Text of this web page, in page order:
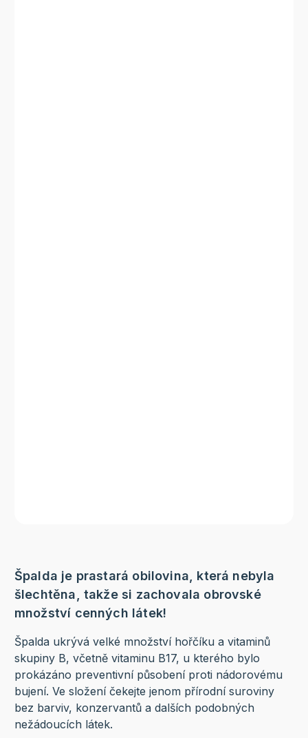
Špalda je prastará obilovina, která nebyla
šlechtěna, takže si zachovala obrovské
množství cenných látek!
Špalda ukrývá velké množství hořčíku a vitaminů
skupiny B, včetně vitaminu B17, u kterého bylo
prokázáno preventivní působení proti nádorovému
bujení. Ve složení čekejte jenom přírodní suroviny
bez barviv, konzervantů a dalších podobných
nežádoucích látek.